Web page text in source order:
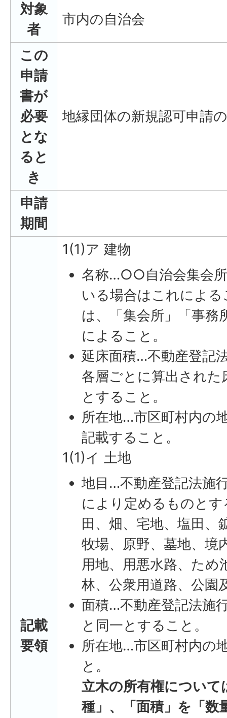
対象
者
市内の自治会
この
申請
書が
必要
とな
ると
き
地縁団体の新規認可申請
申請
期間
記載
要領
1(1)ア 建物
名称…○○自治会集会
いる場合はこれによ
は、「集会所」「事務
によること。
延床面積…不動産登記
各層ごとに算出され
とすること。
所在地…市区町村内の
記載すること。
1(1)イ 土地
地目…不動産登記法施
により定めるものと
田、畑、宅地、塩田、
牧場、原野、墓地、境
用地、用悪水路、ため
林、公衆用道路、公園
面積…不動産登記法施
と同一とすること。
所在地…市区町村内の
と。
立木の所有権について
種」、「面積」を「数